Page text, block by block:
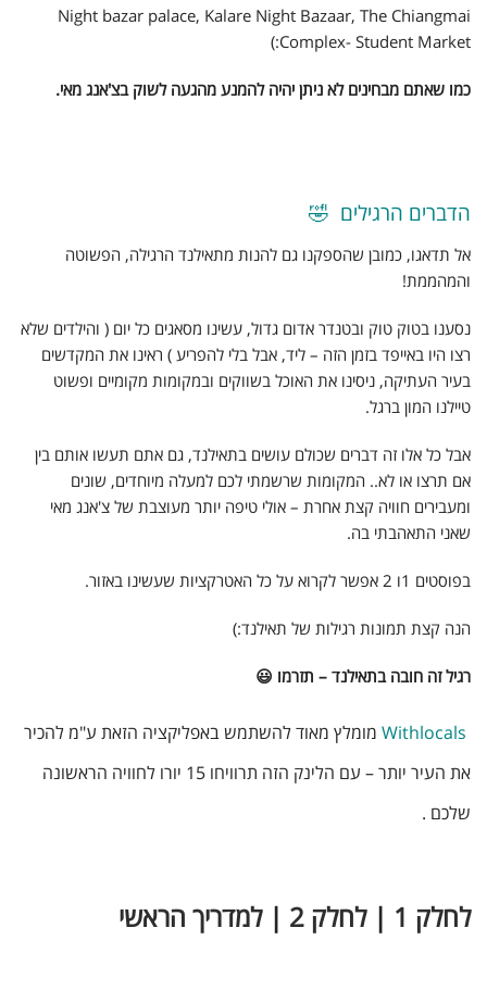
Night bazar palace, Kalare Night Bazaar, The Chiangmai
Complex- Student Market:)
כמו שאתם מבחינים לא ניתן יהיה להמנע מהגעה לשוק בצ'אנג מאי.
הדברים הרגילים 🤣
אל תדאגו, כמובן שהספקנו גם להנות מתאילנד הרגילה, הפשוטה
והמהממת!
נסענו בטוק טוק ובטנדר אדום גדול, עשינו מסאגים כל יום ( והילדים שלא
רצו היו באייפד בזמן הזה – ליד, אבל בלי להפריע ) ראינו את המקדשים
בעיר העתיקה, ניסינו את האוכל בשווקים ובמקומות מקומיים ופשוט
טיילנו המון ברגל.
אבל כל אלו זה דברים שכולם עושים בתאילנד, גם אתם תעשו אותם בין
אם תרצו או לא.. המקומות שרשמתי לכם למעלה מיוחדים, שונים
ומעבירים חוויה קצת אחרת – אולי טיפה יותר מעוצבת של צ'אנג מאי
שאני התאהבתי בה.
בפוסטים 1ו 2 אפשר לקרוא על כל האטרקציות שעשינו באזור.
הנה קצת תמונות רגילות של תאילנד:)
רגיל זה חובה בתאילנד – תזרמו 😃
Withlocals מומלץ מאוד להשתמש באפליקציה הזאת ע"מ להכיר
את העיר יותר – עם הלינק הזה תרוויחו 15 יורו לחוויה הראשונה
שלכם .
לחלק 1 | לחלק 2 | למדריך הראשי